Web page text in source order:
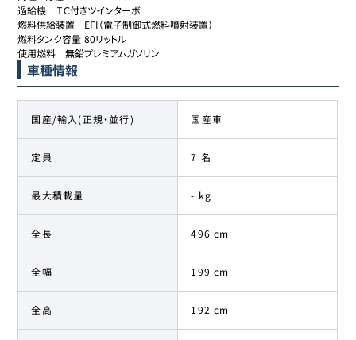
過給機	ＩＣ付きツインターボ
燃料供給装置	EFI（電子制御式燃料噴射装置）
燃料タンク容量	80リットル
使用燃料	無鉛プレミアムガソリン
車種情報
国産/輸入(正規・並行) 国産車
定員 7 名
最大積載量 - kg
全長 496 cm
全幅 199 cm
全高 192 cm